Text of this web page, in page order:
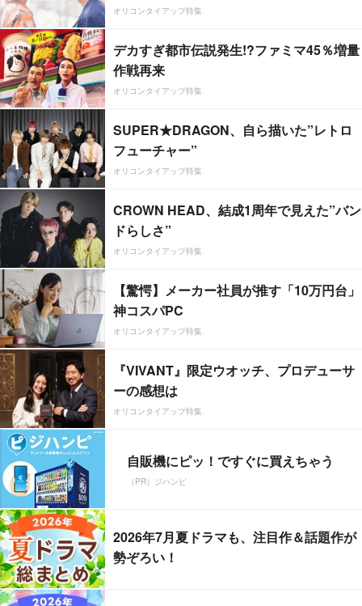
オリコンタイアップ特集
デカすぎ都市伝説発生!?ファミマ45％増量
作戦再来
オリコンタイアップ特集
SUPER★DRAGON、自ら描いた”レトロ
フューチャー”
オリコンタイアップ特集
CROWN HEAD、結成1周年で見えた”バン
ドらしさ”
オリコンタイアップ特集
【驚愕】メーカー社員が推す「10万円台」
神コスパPC
オリコンタイアップ特集
『VIVANT』限定ウオッチ、プロデューサ
ーの感想は
オリコンタイアップ特集
自販機にピッ！ですぐに買えちゃう
（PR）ジハンピ
2026年7月夏ドラマも、注目作＆話題作が
勢ぞろい！